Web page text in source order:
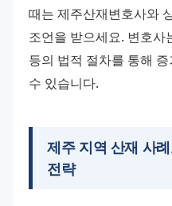
때는 제주산재변호사와
조언을 받으세요. 변호사
등의 법적 절차를 통해
수 있습니다.
제주 지역 산재 사
전략